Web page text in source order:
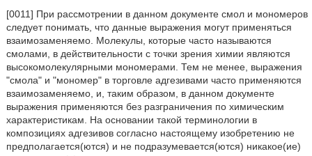
[0011] При рассмотрении в данном документе смол и мономеров
следует понимать, что данные выражения могут применяться
взаимозаменяемо. Молекулы, которые часто называются
смолами, в действительности с точки зрения химии являются
высокомолекулярными мономерами. Тем не менее, выражения
"смола" и "мономер" в торговле адгезивами часто применяются
взаимозаменяемо, и, таким образом, в данном документе
выражения применяются без разграничения по химическим
характеристикам. На основании такой терминологии в
композициях адгезивов согласно настоящему изобретению не
предполагается(ются) и не подразумевается(ются) никакое(ие)